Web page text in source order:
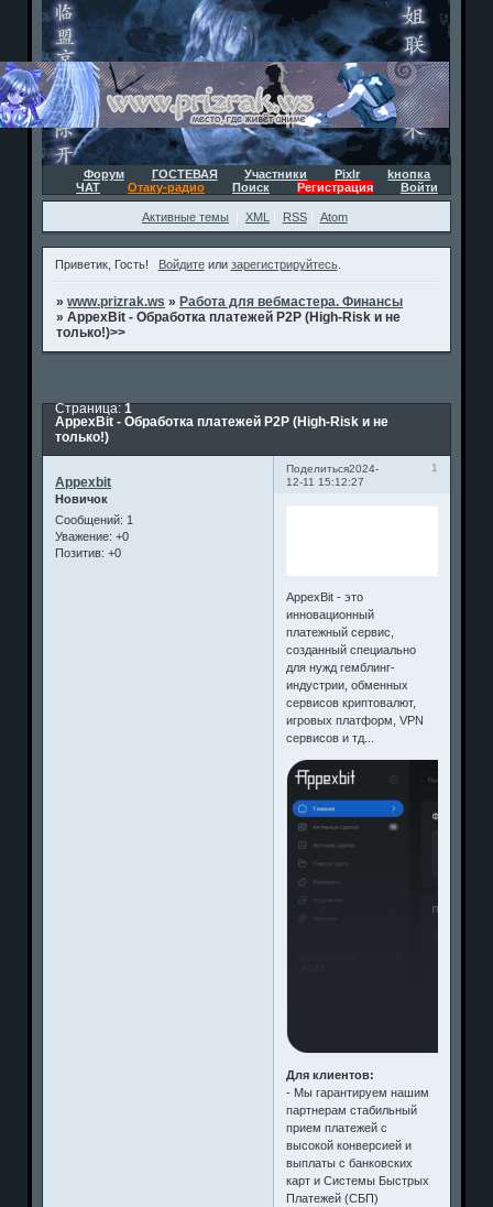
Форум ГОСТЕВАЯ Участники Pixlr
kнопка
ЧАТ
Отаку-радио Поиск Регистрация Войти
Активные темы XML RSS Atom
Приветик, Гость! Войдитеили зарегистрируйтесь.
»www.prizrak.ws » Работа для вебмастера. Финансы
»AppexBit - Обработка платежей P2P (High-Risk и не
только!)>>
AppexBit - Обработка платежей P2P (High-Risk и не
только!)
Страница:1
Поделиться 1
2024-
12-11 15:12:27
Appexbit
Новичок
Сообщений: 1
Уважение: +0
Позитив: +0
AppexBit - это
инновационный
платежный сервис,
созданный специально
для нужд гемблинг-
индустрии, обменных
сервисов криптовалют,
игровых платформ, VPN
сервисов и тд...
Для клиентов:
- Мы гарантируем нашим
партнерам стабильный
прием платежей с
высокой конверсией и
выплаты с банковских
карт и Системы Быстрых
Платежей (СБП)